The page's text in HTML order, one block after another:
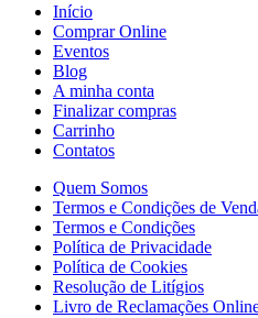
Início
Comprar Online
Eventos
Blog
A minha conta
Finalizar compras
Carrinho
Contatos
Quem Somos
Termos e Condições de
Termos e Condições
Política de Privacidade
Política de Cookies
Resolução de Litígios
Livro de Reclamações